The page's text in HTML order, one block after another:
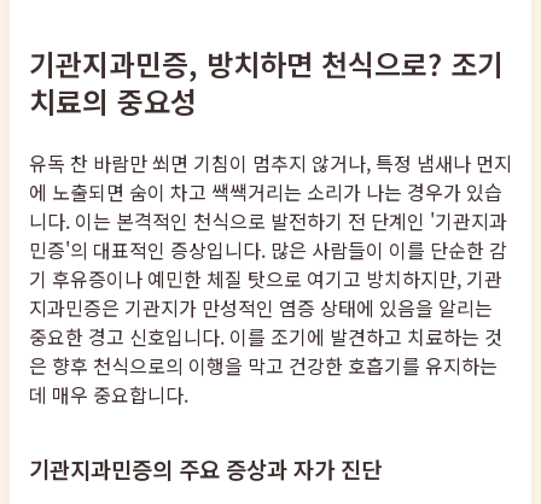
기관지과민증, 방치하면 천식으로? 조기
치료의 중요성
유독 찬 바람만 쐬면 기침이 멈추지 않거나, 특정 냄새나 먼지
에 노출되면 숨이 차고 쌕쌕거리는 소리가 나는 경우가 있습
니다. 이는 본격적인 천식으로 발전하기 전 단계인 '기관지과
민증'의 대표적인 증상입니다. 많은 사람들이 이를 단순한 감
기 후유증이나 예민한 체질 탓으로 여기고 방치하지만, 기관
지과민증은 기관지가 만성적인 염증 상태에 있음을 알리는
중요한 경고 신호입니다. 이를 조기에 발견하고 치료하는 것
은 향후 천식으로의 이행을 막고 건강한 호흡기를 유지하는
데 매우 중요합니다.
기관지과민증의 주요 증상과 자가 진단